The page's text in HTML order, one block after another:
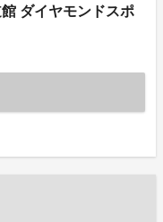
ダイヤモンドスポ